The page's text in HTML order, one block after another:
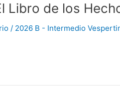
Libro de los
/ 2026 B - Intermedio